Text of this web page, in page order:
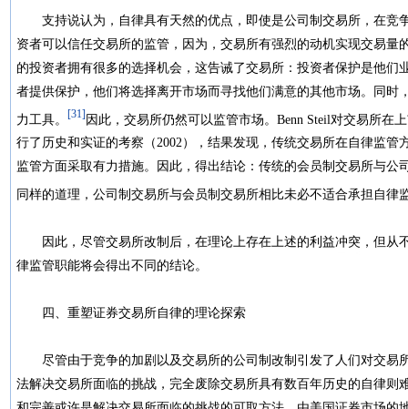
支持说认为，自律具有天然的优点，即使是公司制交易所，在竞
资者可以信任交易所的监管，因为，交易所有强烈的动机实现交易量
的投资者拥有很多的选择机会，这告诫了交易所：投资者保护是他们
者提供保护，他们将选择离开市场而寻找他们满意的其他市场。同时
力工具。 [31] 因此，交易所仍然可以监管市场。Benn Steil对交易所在
行了历史和实证的考察（2002），结果发现，传统交易所在自律监
监管方面采取有力措施。因此，得出结论：传统的会员制交易所与公
同样的道理，公司制交易所与会员制交易所相比未必不适合承担自律
因此，尽管交易所改制后，在理论上存在上述的利益冲突，但从
律监管职能将会得出不同的结论。
四、重塑证券交易所自律的理论探索
尽管由于竞争的加剧以及交易所的公司制改制引发了人们对交易
法解决交易所面临的挑战，完全废除交易所具有数百年历史的自律则